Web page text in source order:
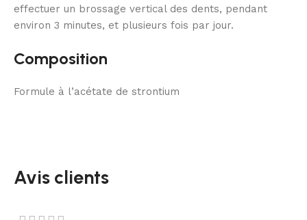
effectuer un brossage vertical des dents, pendant
environ 3 minutes, et plusieurs fois par jour.
Composition
Formule à l’acétate de strontium
Avis clients